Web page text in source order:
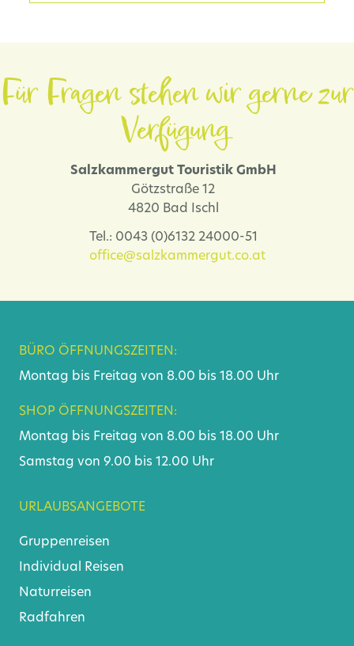
Für Fragen stehen wir gerne zur
Verfügung.
Salzkammergut Touristik GmbH
Götzstraße 12
4820 Bad Ischl
Tel.: 0043 (0)6132 24000-51
office@salzkammergut.co.at
BÜRO ÖFFNUNGSZEITEN:
Montag bis Freitag von 8.00 bis 18.00 Uhr
SHOP ÖFFNUNGSZEITEN:
Montag bis Freitag von 8.00 bis 18.00 Uhr
Samstag von 9.00 bis 12.00 Uhr
URLAUBSANGEBOTE
Gruppenreisen
Individual Reisen
Naturreisen
Radfahren